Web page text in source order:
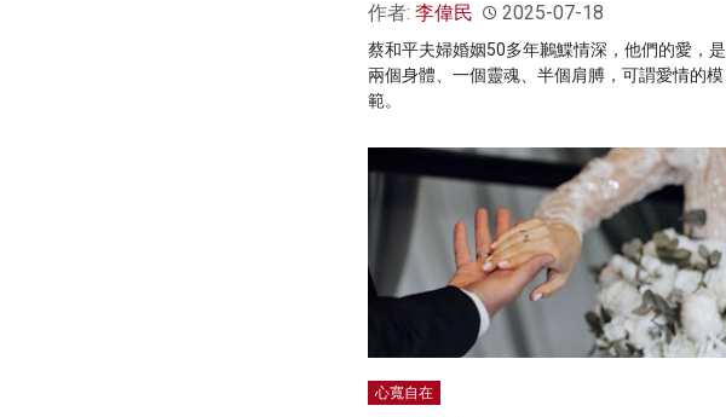
作者: 李偉民 2025-07-18
蔡和平夫婦婚姻50多年鶼鰈情深，他們的愛，是
兩個身體、一個靈魂、半個肩膊，可謂愛情的模
範。
心寬自在